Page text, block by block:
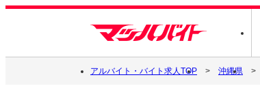
アルバイト・バイト求人TOP 沖縄県